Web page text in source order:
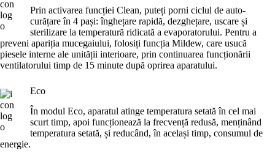
Prin activarea funcției Clean, puteți porni ciclul de auto-
curățare în 4 pași: înghețare rapidă, dezghețare, uscare și
sterilizare la temperatură ridicată a evaporatorului. Pentru a
preveni apariția mucegaiului, folosiți funcția Mildew, care usucă
piesele interne ale unității interioare, prin continuarea funcționării
ventilatorului timp de 15 minute după oprirea aparatului.
Eco
În modul Eco, aparatul atinge temperatura setată în cel mai
scurt timp, apoi funcționează la frecvență redusă, menținând
temperatura setată, și reducând, în același timp, consumul de
energie.